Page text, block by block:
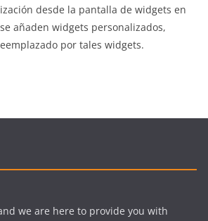
desde la pantalla de widgets en
añaden widgets personalizados,
por tales widgets.
we are here to provide you with